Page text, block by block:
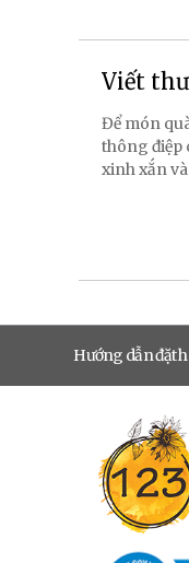
Viết
Để món
thông điệp
xinh xắn
Hướng dẫn đặt